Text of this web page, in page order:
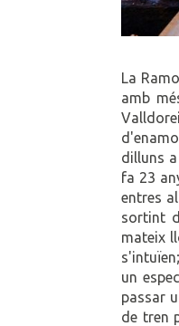
La
amb
dilluns
fa 23
entres
sortint
mateix
un
passar
de tren